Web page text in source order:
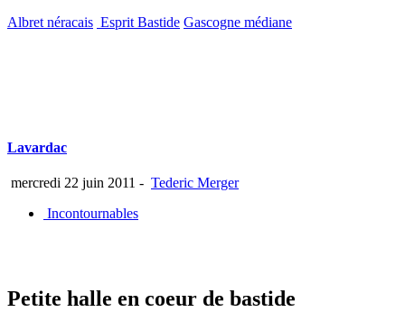
Albret néracais Esprit Bastide Gascogne médiane
Lavardac
mercredi 22 juin 2011 - Tederic Merger
Incontournables
Petite halle en coeur de bastide